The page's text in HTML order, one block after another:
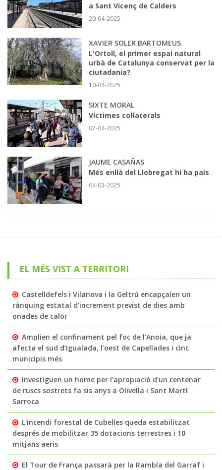
a Sant Vicenç de Calders
20-04-2025
XAVIER SOLER BARTOMEUS
L'Ortoll, el primer espai natural
urbà de Catalunya conservat per la
ciutadania?
10-04-2025
SIXTE MORAL
Víctimes col·laterals
07-04-2025
JAUME CASAÑAS
Més enllà del Llobregat hi ha país
04-03-2025
EL MÉS VIST A TERRITORI
Castelldefels i Vilanova i la Geltrú encapçalen un
rànquing estatal d'increment previst de dies amb
onades de calor
Amplien el confinament pel foc de l’Anoia, que ja
afecta el sud d’Igualada, l’oest de Capellades i cinc
municipis més
Investiguen un home per l'apropiació d'un centenar
de ruscs sostrets fa sis anys a Olivella i Sant Martí
Sarroca
L'incendi forestal de Cubelles queda estabilitzat
després de mobilitzar 35 dotacions terrestres i 10
mitjans aeris
El Tour de França passarà per la Rambla del Garraf i